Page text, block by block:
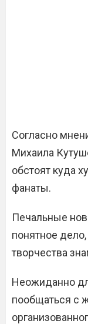
Согласно
Михаила
обстоят куда
фанаты.
Печальные
понятное
творчества
Неожиданно
пообщаться с